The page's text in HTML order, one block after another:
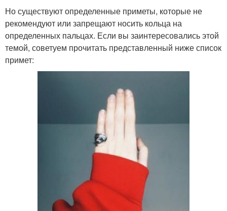
Но существуют определенные приметы, которые не
рекомендуют или запрещают носить кольца на
определенных пальцах. Если вы заинтересовались этой
темой, советуем прочитать представленный ниже список
примет: